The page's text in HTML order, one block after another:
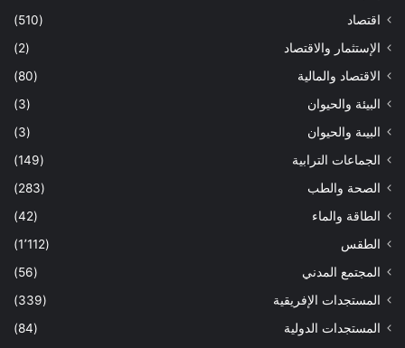
اقتصاد
(510)
الإستثمار والاقتصاد
(2)
الاقتصاد والمالية
(80)
البيئة والحيوان
(3)
البيىة والحيوان
(3)
الجماعات الترابية
(149)
الصحة والطب
(283)
الطاقة والماء
(42)
الطقس
(1٬112)
المجتمع المدني
(56)
المستجدات الإفريقية
(339)
المستجدات الدولية
(84)